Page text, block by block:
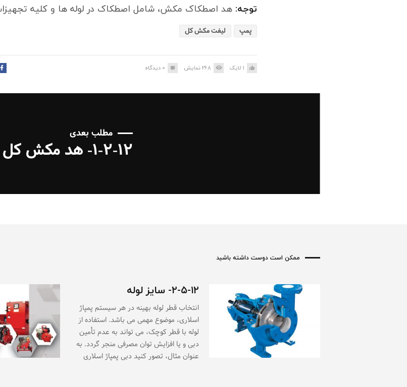
توجه: هد اصطکاک مکش، شامل اصطکاک در لوله ها و کلیه
پمپ لیفت مکش کل
1 لایک 268نمایش 0 دیدگاه
مطلب بعدی
۱-۲-۱۲- هد مکش کل
ممکن است دوست داشته باشید
۲-۵-۱۲- سایز لوله
انتخاب قطر لوله بهینه در هر سیستم پمپاژ
اسلاری، موضوع مهمی می باشد. استفاده از
لوله با قطر کوچک، می تواند به عدم تأمین
دبی و یا افزایش توان مصرفی منجر گردد. به
عنوان مثال، تصور کنید دبی پمپاژ اسلاری